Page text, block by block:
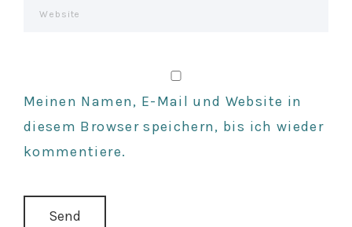
Meinen Namen, E-Mail und Website in
diesem Browser speichern, bis ich wieder
kommentiere.